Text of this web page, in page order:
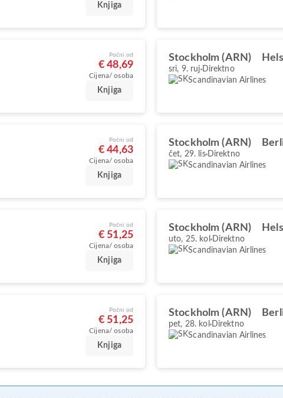
Knjiga
Počni od
€ 48,69
Cijena/ osoba
Knjiga
Stockholm (ARN)
sri, 9. ruj Direktno
Scandinavian Airlines
Počni od
€ 44,63
Cijena/ osoba
Knjiga
Stockholm (ARN)
čet, 29. lis Direktno
Scandinavian Airlines
Počni od
€ 51,25
Cijena/ osoba
Knjiga
Stockholm (ARN)
uto, 25. kol Direktno
Scandinavian Airlines
Počni od
€ 51,25
Cijena/ osoba
Knjiga
Stockholm (ARN)
pet, 28. kol Direktno
Scandinavian Airlines